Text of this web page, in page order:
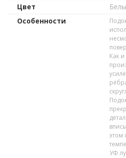
Цвет
Особенности
Как
этом
УФ